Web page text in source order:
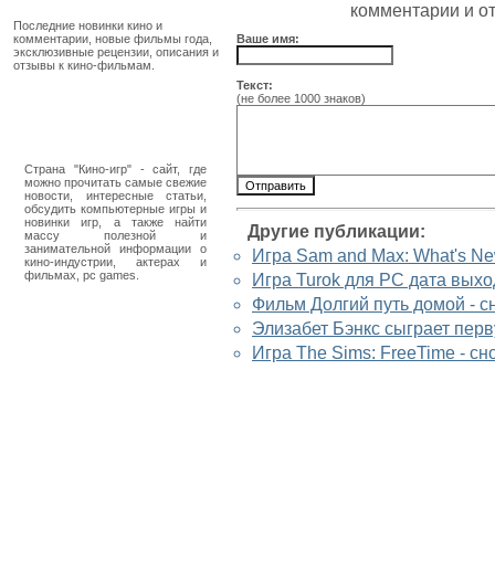
Последние новинки кино и
комментарии, новые фильмы года,
эксклюзивные рецензии, описания и
отзывы к кино-фильмам.
Страна "Кино-игр" - сайт, где
можно прочитать самые свежие
новости, интересные статьи,
обсудить компьютерные игры и
новинки игр, а также найти
массу полезной и
занимательной информации о
кино-индустрии, актерах и
фильмах, pc games.
комментарии и
Ваше имя:
Текст:
(не более 1000 знаков)
Другие публикации:
Игра Sam and Max: What's
Игра Turok для PC дата
Фильм Долгий путь домой -
Элизабет Бэнкс сыграет
Игра The Sims: FreeTime -